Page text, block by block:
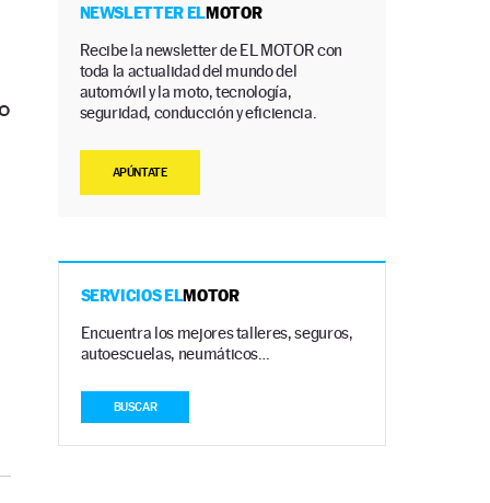
NEWSLETTER ELMOTOR
Recibe la newsletter de EL MOTOR con
toda la actualidad del mundo del
automóvil y la moto, tecnología,
seguridad, conducción y eficiencia.
APÚNTATE
SERVICIOS ELMOTOR
Encuentra los mejores talleres, seguros,
autoescuelas, neumáticos…
BUSCAR